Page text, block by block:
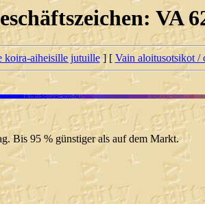
VA
koira-aiheisille jutuille] [ Vain aloitusotsikot /
Bis 95 % günstiger als auf dem Markt.